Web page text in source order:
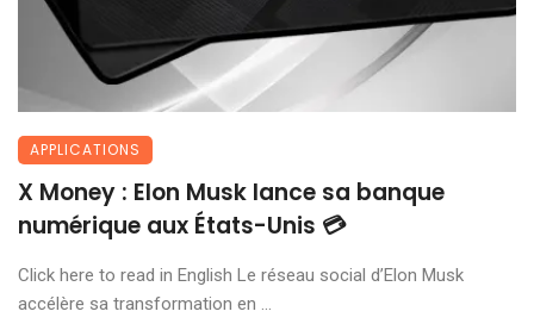
APPLICATIONS
X Money : Elon Musk lance sa banque
numérique aux États-Unis 💳
Click here to read in English Le réseau social d’Elon Musk
accélère sa transformation en ...